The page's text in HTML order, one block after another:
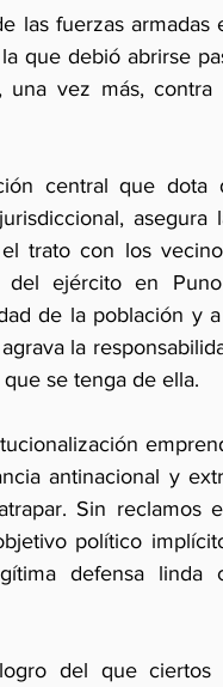
las fuerzas
que debió abrirse
vez más,
central que dota
asegura
trato con los
del ejército en
de la población y
la
se tenga de ella.
antinacional y
Sin reclamos
político
defensa
del que ciertos